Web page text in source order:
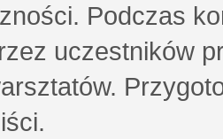
Podczas
uczestników